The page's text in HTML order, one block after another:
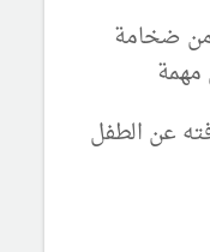
ضخامة
مهمة
عن الطفل